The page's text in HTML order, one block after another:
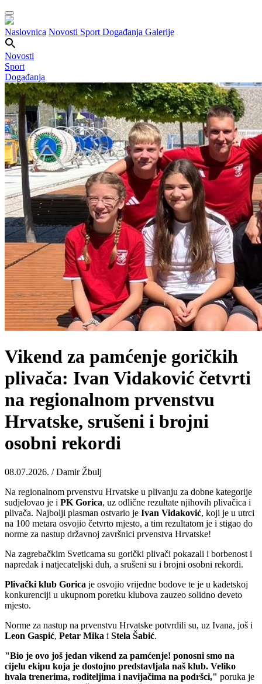
Naslovnica Novosti Sport Događanja Galerije
Novosti
Sport
Događanja
Vikend za pamćenje goričkih
plivača: Ivan Vidaković četvrti
na regionalnom prvenstvu
Hrvatske, srušeni i brojni
osobni rekordi
08.07.2026. / Damir Žbulj
Na regionalnom prvenstvu Hrvatske u plivanju za dobne kategorije
sudjelovao je i PK Gorica, uz odlične rezultate njihovih plivačica i
plivača. Najbolji plasman ostvario je Ivan Vidaković, koji je u utrci
na 100 metara osvojio četvrto mjesto, a tim rezultatom je i stigao do
norme za nastup državnoj završnici prvenstva Hrvatske!
Na zagrebačkim Sveticama su gorički plivači pokazali i borbenost i
napredak i natjecateljski duh, a srušeni su i brojni osobni rekordi.
Plivački klub Gorica je osvojio vrijedne bodove te je u kadetskoj
konkurenciji u ukupnom poretku klubova zauzeo solidno deveto
mjesto.
Norme za nastup na prvenstvu Hrvatske potvrdili su, uz Ivana, još i
Leon Gaspić, Petar Mika i Stela Šabić.
"Bio je ovo još jedan vikend za pamćenje! ponosni smo na
cijelu ekipu koja je dostojno predstavljala naš klub. Veliko
hvala trenerima, roditeljima i navijačima na podršci," poruka je